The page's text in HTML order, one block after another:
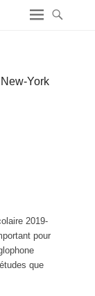
York
2019-
pour
que